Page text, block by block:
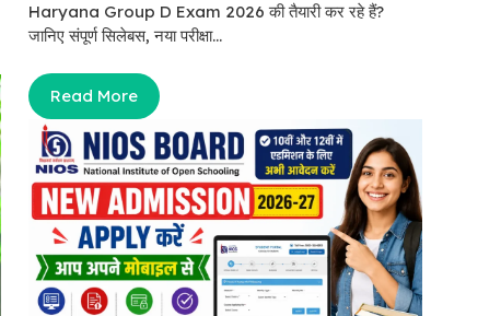
Haryana Group D Exam 2026 की तैयारी कर रहे हैं?
जानिए संपूर्ण सिलेबस, नया परीक्षा...
Read More